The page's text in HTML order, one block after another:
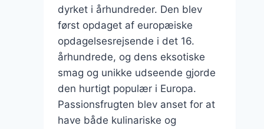
dyrket i århundreder. Den blev
først opdaget af europæiske
opdagelsesrejsende i det 16.
århundrede, og dens eksotiske
smag og unikke udseende gjorde
den hurtigt populær i Europa.
Passionsfrugten blev anset for at
have både kulinariske og